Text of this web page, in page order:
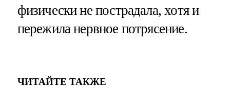
физически не пострадала, хотя и
пережила нервное потрясение.
ЧИТАЙТЕ ТАКЖЕ